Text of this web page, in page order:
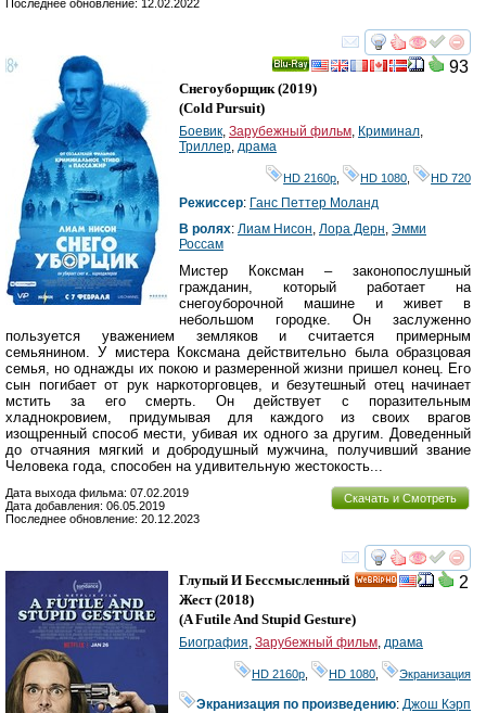
Последнее обновление: 12.02.2022
смотреть
93
Снегоуборщик (2019)
(Cold Pursuit)
Боевик, Зарубежный фильм, Криминал,
Триллер, драма
HD 2160р HD 1080 HD 720
Режиссер: Ганс Петтер Моланд
В ролях: Лиам Нисон, Лора Дерн, Эмми
Россам
Мистер Коксман – законопослушный
гражданин, который работает на
снегоуборочной машине и живет в
небольшом городке. Он заслуженно
пользуется уважением земляков и считается примерным
семьянином. У мистера Коксмана действительно была образцовая
семья, но однажды их покою и размеренной жизни пришел конец. Его
сын погибает от рук наркоторговцев, и безутешный отец начинает
мстить за его смерть. Он действует с поразительным
хладнокровием, придумывая для каждого из своих врагов
изощренный способ мести, убивая их одного за другим. Доведенный
до отчаяния мягкий и добродушный мужчина, получивший звание
Человека года, способен на удивительную жестокость...
Скачать и Смотреть
Дата выхода фильма: 07.02.2019
Дата добавления: 06.05.2019
Последнее обновление: 20.12.2023
смотреть
2
Глупый И Бессмысленный
Жест(2018)
(A Futile And Stupid Gesture)
Биография Зарубежный фильм драма
HD 2160р HD 1080 Экранизация
Экранизация по произведению: Джош Кэрп